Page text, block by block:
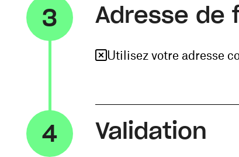
3 Adresse de
Utilisez votre adresse
4 Validation